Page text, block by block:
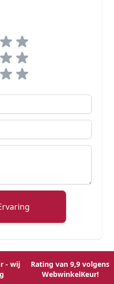
- wij
Rating van 9,9 volgens
WebwinkelKeur!